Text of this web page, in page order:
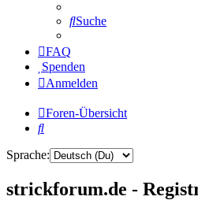
Suche
FAQ
Spenden
Anmelden
Foren-Übersicht
Suche
Sprache:
strickforum.de -